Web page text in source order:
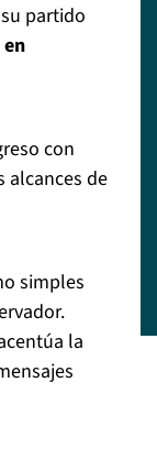
partido
con
alcances de
simples
la